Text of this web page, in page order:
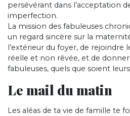
persévérant dans l’acceptation
imperfection.
La mission des fabuleuses
un regard sincère sur la
l’extérieur du foyer, de rejoindre
réelle et non rêvée, et de
fabuleuses, quels que soient
Le mail du matin
Les aléas de ta vie de famille te